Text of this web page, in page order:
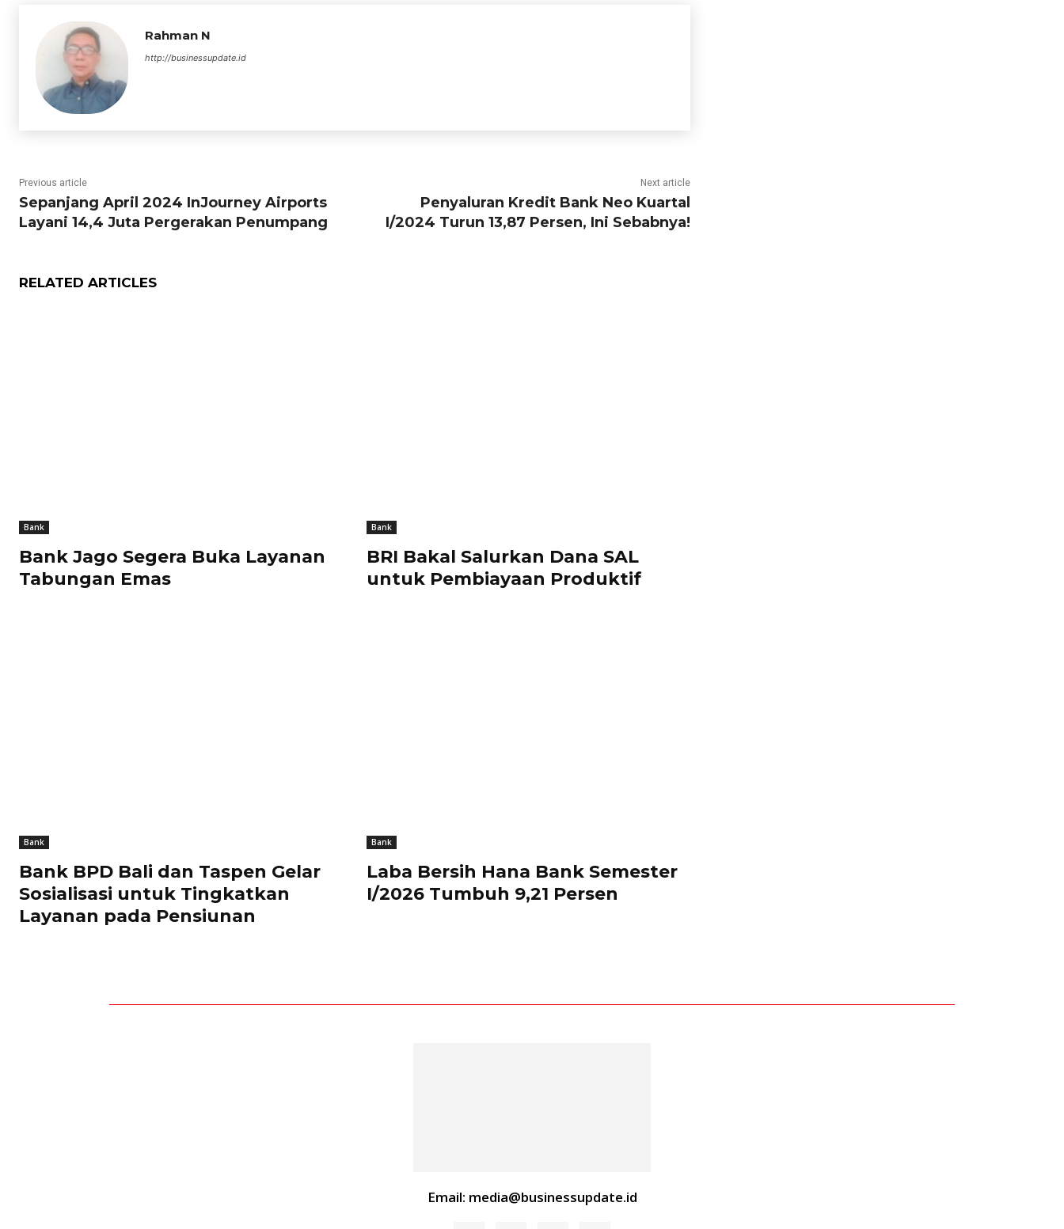
Rahman N
http://businessupdate.id
Previous article
Sepanjang April 2024 InJourney Airports
Layani 14,4 Juta Pergerakan Penumpang
Next article
Penyaluran Kredit Bank Neo Kuartal
I/2024 Turun 13,87 Persen, Ini Sebabnya!
RELATED ARTICLES
Bank
Bank Jago Segera Buka Layanan
Tabungan Emas
Bank
BRI Bakal Salurkan Dana SAL
untuk Pembiayaan Produktif
Bank
Bank BPD Bali dan Taspen Gelar
Sosialisasi untuk Tingkatkan
Layanan pada Pensiunan
Bank
Laba Bersih Hana Bank Semester
I/2026 Tumbuh 9,21 Persen
Email: media@businessupdate.id